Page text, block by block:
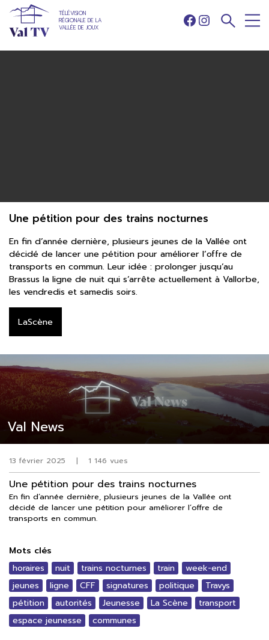
TÉLÉVISION
RÉGIONALE DE LA
VALLÉE DE JOUX
Facebook
Instagram
Val News
13 février 2025 | 1 146 vues
Une pétition pour des trains nocturnes
En fin d’année dernière, plusieurs jeunes de la Vallée ont
décidé de lancer une pétition pour améliorer l’offre de
transports en commun.
Mots clés
horaires nuit trains nocturnes train
week-end
jeunes
ligne CFF signatures politique
Travys
pétition
autorités Jeunesse La Scène
transport
espace jeunesse
communes
Une pétition pour des trains nocturnes
En fin d’année dernière, plusieurs jeunes de la Vallée ont
décidé de lancer une pétition pour améliorer l’offre de
transports en commun. Leur idée : prolonger jusqu’au
Brassus la ligne de nuit qui s’arrête actuellement à Vallorbe,
les vendredis et samedis soirs.
LaScène